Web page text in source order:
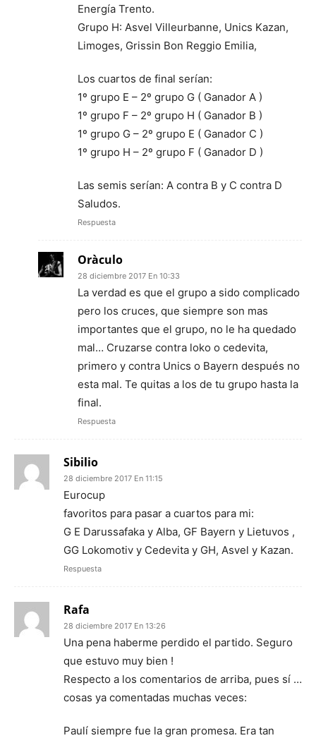
Energía Trento.
Grupo H: Asvel Villeurbanne, Unics Kazan,
Limoges, Grissin Bon Reggio Emilia,
Los cuartos de final serían:
1º grupo E – 2º grupo G ( Ganador A )
1º grupo F – 2º grupo H ( Ganador B )
1º grupo G – 2º grupo E ( Ganador C )
1º grupo H – 2º grupo F ( Ganador D )
Las semis serían: A contra B y C contra D
Saludos.
Respuesta
Oràculo
28 diciembre 2017 En 10:33
La verdad es que el grupo a sido complicado
pero los cruces, que siempre son mas
importantes que el grupo, no le ha quedado
mal… Cruzarse contra loko o cedevita,
primero y contra Unics o Bayern después no
esta mal. Te quitas a los de tu grupo hasta la
final.
Respuesta
Sibilio
28 diciembre 2017 En 11:15
Eurocup
favoritos para pasar a cuartos para mi:
G E Darussafaka y Alba, GF Bayern y Lietuvos ,
GG Lokomotiv y Cedevita y GH, Asvel y Kazan.
Respuesta
Rafa
28 diciembre 2017 En 13:26
Una pena haberme perdido el partido. Seguro
que estuvo muy bien !
Respecto a los comentarios de arriba, pues sí …
cosas ya comentadas muchas veces:
Paulí siempre fue la gran promesa. Era tan